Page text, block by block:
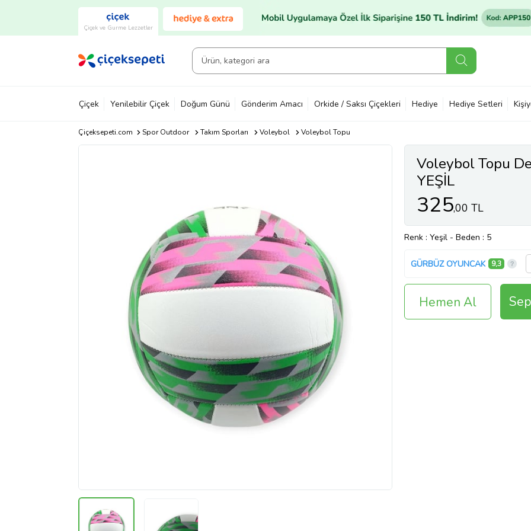
Çiçek ve Gurme Lezzetler
Çiçek Yenilebilir Çiçek Doğum Günü Gönderim Amacı Orkide / Saksı Çiçekleri Hediye Hediye Setleri
Çiçeksepeti.com Spor Outdoor Takım Sporları Voleybol Voleybol Topu
Voleybol Topu
YEŞİL
325,00 TL
Renk : Yeşil - Beden : 5
GÜRBÜZ OYUNCAK 9,3
Hemen Al